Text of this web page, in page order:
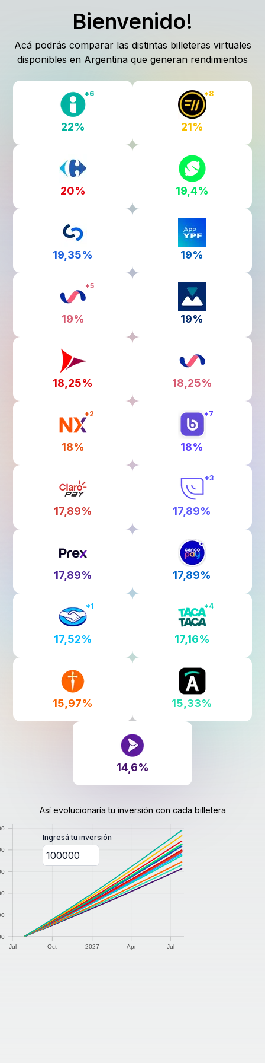
Bienvenido!
Acá podrás comparar las distintas billeteras virtuales
disponibles en Argentina que generan rendimientos
*6
22%
*8
21%
20% 19,4%
19,35% 19%
*5
19% 19%
18,25% 18,25%
*2
18%
*7
18%
17,89%
*3
17,89%
17,89% 17,89%
*1
17,52%
*4
17,16%
15,97% 15,33%
14,6%
Así evolucionaría tu inversión con cada billetera
Ingresá tu inversión
Jul Oct 2027 Apr Jul
Jul Oct 2027 Apr Jul